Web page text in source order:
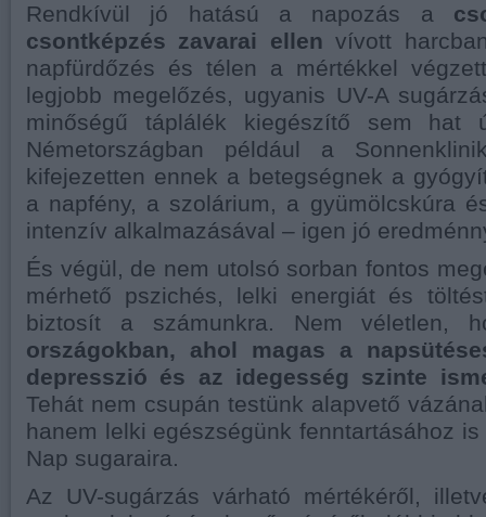
Rendkívül jó hatású a napozás a
csontképzés zavarai ellen vívott
napfürdőzés és télen a mértékkel
legjobb megelőzés, ugyanis UV-A
minőségű táplálék kiegészítő sem hat
Németországban például a
kifejezetten ennek a betegségnek a
a napfény, a szolárium, a gyümölcskúra
intenzív alkalmazásával – igen jó
És végül, de nem utolsó sorban fontos
mérhető pszichés, lelki energiát és
biztosít a számunkra. Nem véletlen,
országokban, ahol magas a
depresszió és az idegesség szinte
Tehát nem csupán testünk alapvető
hanem lelki egészségünk fenntartásához
Nap sugaraira.
Az UV-sugárzás várható mértékéről,